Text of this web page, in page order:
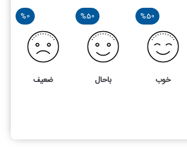
%50
خوب
%50
باحال
%0
ضعیف